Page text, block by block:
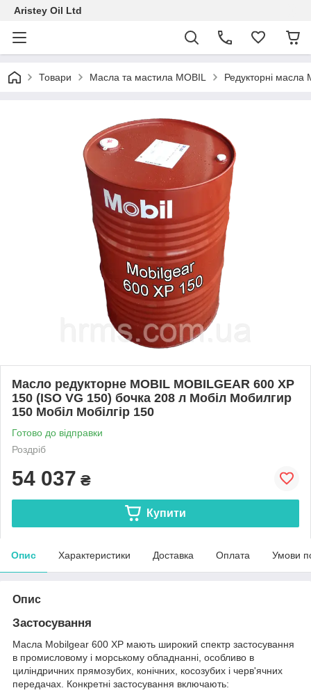
Aristey Oil Ltd
Товари Масла та мастила MOBIL Редукторні масла
Масло редукторне MOBIL MOBILGEAR 600 XP
150 (ISO VG 150) бочка 208 л Мобіл Мобилгир
150 Мобіл Мобілгір 150
Готово до відправки
Роздріб
54 037 ₴
Купити
Опис Характеристики Доставка Оплата Умови
Опис
Застосування
Масла Mobilgear 600 XP мають широкий спектр застосування
в промисловому і морському обладнанні, особливо в
циліндричних прямозубих, конічних, косозубих і черв'ячних
передачах. Конкретні застосування включають: